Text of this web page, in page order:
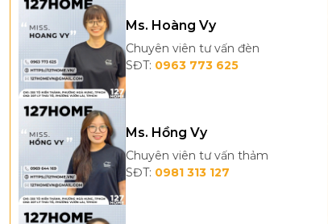
Ms. Hoàng Vy
Chuyên viên tư vấn đèn
SĐT: 0963 773 625
Ms. Hồng Vy
Chuyên viên tư vấn thảm
SĐT: 0981 313 127